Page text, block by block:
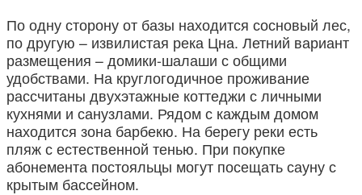
По одну сторону от базы находится сосновый лес,
по другую – извилистая река Цна. Летний вариант
размещения – домики-шалаши с общими
удобствами. На круглогодичное проживание
рассчитаны двухэтажные коттеджи с личными
кухнями и санузлами. Рядом с каждым домом
находится зона барбекю. На берегу реки есть
пляж с естественной тенью. При покупке
абонемента постояльцы могут посещать сауну с
крытым бассейном.